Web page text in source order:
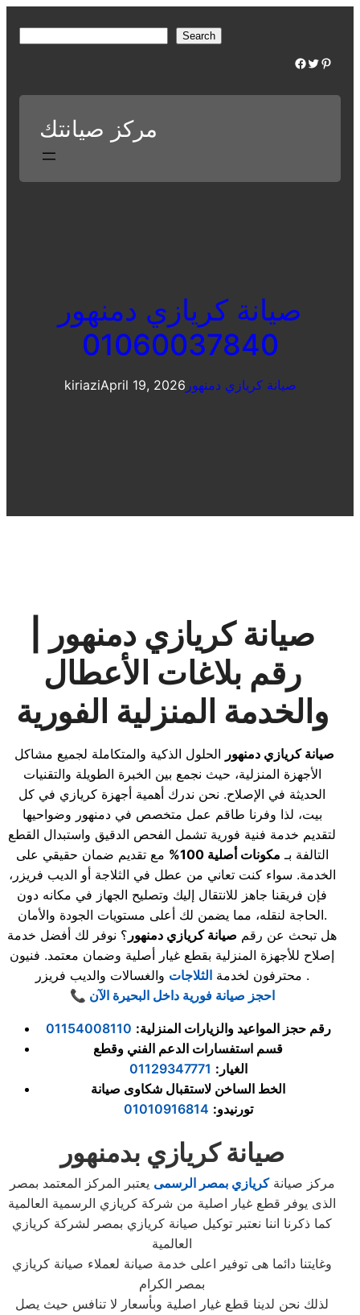
r
Search
Facebook Twitter Pinterest
مركز صيانتك
صيانة كريازي دمنهور
01060037840
kiriaziApril 19, 2026 صيانة كريازي دمنهور
صيانة كريازي دمنهور |
رقم بلاغات الأعطال
والخدمة المنزلية الفورية
صيانة كريازي دمنهور الحلول الذكية والمتكاملة لجميع مشاكل
الأجهزة المنزلية، حيث نجمع بين الخبرة الطويلة والتقنيات
الحديثة في الإصلاح. نحن ندرك أهمية أجهزة كريازي في كل
بيت، لذا وفرنا طاقم عمل متخصص في دمنهور وضواحيها
لتقديم خدمة فنية فورية تشمل الفحص الدقيق واستبدال القطع
التالفة بـ مكونات أصلية 100%
مع تقديم ضمان حقيقي على
الخدمة. سواء كنت تعاني من عطل في الثلاجة أو الديب فريزر،
فإن فريقنا جاهز للانتقال إليك وتصليح الجهاز في مكانه دون
الحاجة لنقله، مما يضمن لك أعلى مستويات الجودة والأمان.
هل تبحث عن رقم صيانة كريازي دمنهور ؟ نوفر لك أفضل خدمة
إصلاح للأجهزة المنزلية بقطع غيار أصلية وضمان معتمد. فنيون
محترفون لخدمةالثلاجات
والغسالات والديب فريزر .
📞 احجز صيانة فورية داخل البحيرة الآن
رقم حجز المواعيد والزيارات المنزلية: 01154008110
قسم استفسارات الدعم الفني وقطع
الغيار: 01129347771
الخط الساخن لاستقبال شكاوى صيانة
تورنيدو: 01010916814
صيانة كريازي بدمنهور
مركز صيانةكريازي بمصر الرسمى يعتبر المركز المعتمد بمصر
الذى يوفر قطع غيار اصلية من شركة كريازي الرسمية العالمية
كما ذكرنا اننا نعتبر توكيل صيانة كريازي بمصر لشركة كريازي
العالمية
وغايتنا دائما هى توفير اعلى خدمة صيانة لعملاء صيانة كريازي
بمصر الكرام
لذلك نحن لدينا قطع غيار اصلية وبأسعار لا تنافس حيث يصل